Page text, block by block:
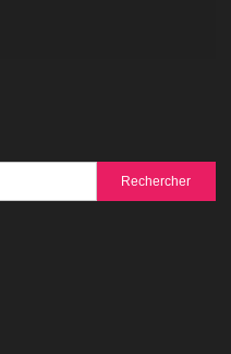
Rechercher :